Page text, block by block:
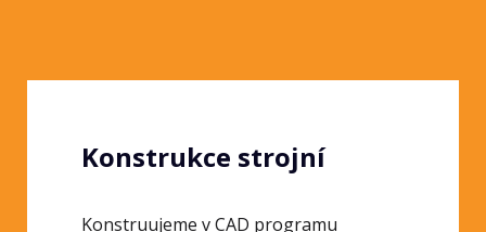
Konstrukce strojní
Konstruujeme v CAD programu